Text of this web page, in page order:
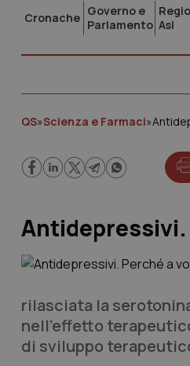
Cronache Governo e
Parlamento Asl
QS»Scienza e Farmaci»
Antidepressivi.
rilasciata la
nell'effetto
di sviluppo